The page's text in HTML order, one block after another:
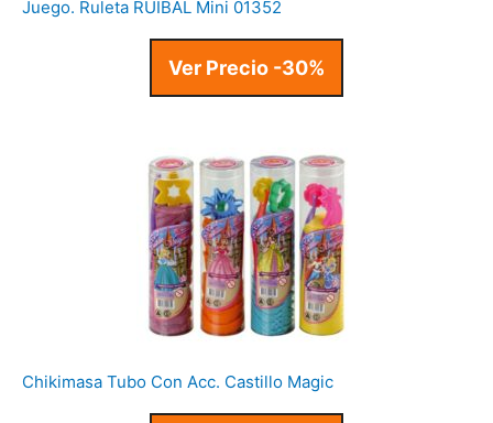
Juego. Ruleta RUIBAL Mini 01352
Ver Precio -30%
Chikimasa Tubo Con Acc. Castillo Magic